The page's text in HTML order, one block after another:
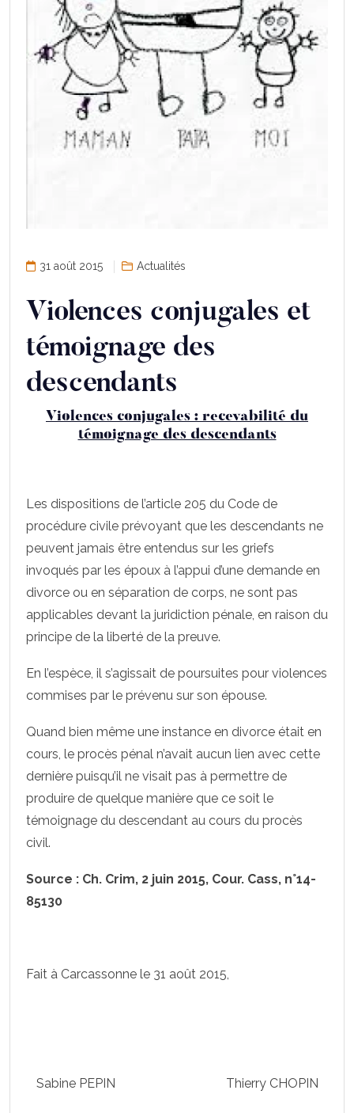
31 août 2015 Actualités
Violences conjugales et
témoignage des
descendants
Violences conjugales : recevabilité du
témoignage des descendants
Les dispositions de l’article 205 du Code de
procédure civile prévoyant que les descendants ne
peuvent jamais être entendus sur les griefs
invoqués par les époux à l’appui d’une demande en
divorce ou en séparation de corps, ne sont pas
applicables devant la juridiction pénale, en raison du
principe de la liberté de la preuve.
En l’espèce, il s’agissait de poursuites pour violences
commises par le prévenu sur son épouse.
Quand bien même une instance en divorce était en
cours, le procès pénal n’avait aucun lien avec cette
dernière puisqu’il ne visait pas à permettre de
produire de quelque manière que ce soit le
témoignage du descendant au cours du procès
civil.
Source : Ch. Crim, 2 juin 2015, Cour. Cass, n°14-
85130
Fait à Carcassonne le 31 août 2015,
Sabine PEPIN Thierry CHOPIN